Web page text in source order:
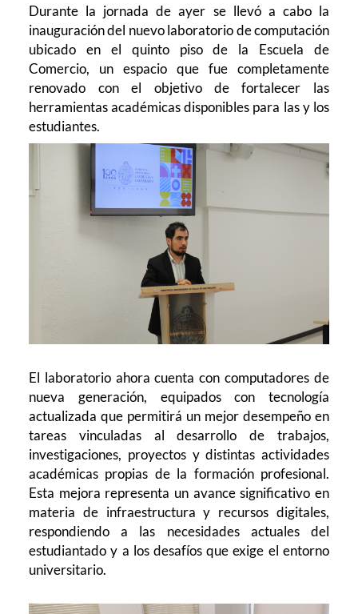
Durante la jornada de ayer se llevó a cabo la
inauguración del nuevo laboratorio decomputación
ubicado en el quinto piso de la Escuela de
Comercio, un espacio que fue completamente
renovado con el objetivo de fortalecer las
herramientas académicas disponibles para las y los
estudiantes.
El laboratorio ahora cuenta con computadores de
nueva generación, equipados con tecnología
actualizada que permitirá un mejor desempeño en
tareas vinculadas al desarrollo de trabajos,
investigaciones, proyectos y distintas actividades
académicas propias de la formación profesional.
Esta mejora representa un avance significativo en
materia de infraestructura y recursos digitales,
respondiendo a las necesidades actuales del
estudiantado y a los desafíos que exige el entorno
universitario.